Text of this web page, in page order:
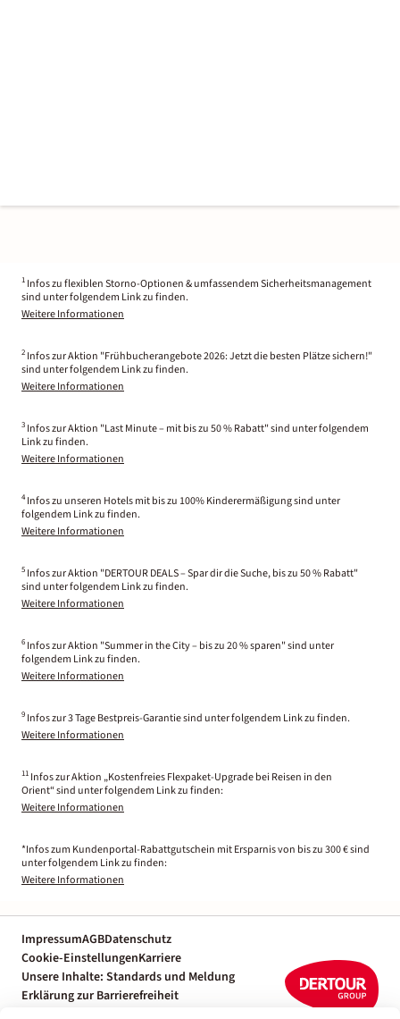
1 Infos zu flexiblen Storno-Optionen & umfassendem Sicherheitsmanagement
sind unter folgendem Link zu finden.
Weitere Informationen
2 Infos zur Aktion "Frühbucherangebote 2026: Jetzt die besten Plätze sichern!"
sind unter folgendem Link zu finden.
Weitere Informationen
3 Infos zur Aktion "Last Minute – mit bis zu 50 % Rabatt" sind unter folgendem
Link zu finden.
Weitere Informationen
4 Infos zu unseren Hotels mit bis zu 100% Kinderermäßigung sind unter
folgendem Link zu finden.
Weitere Informationen
5 Infos zur Aktion "DERTOUR DEALS – Spar dir die Suche, bis zu 50 % Rabatt"
sind unter folgendem Link zu finden.
Weitere Informationen
6 Infos zur Aktion "Summer in the City – bis zu 20 % sparen" sind unter
folgendem Link zu finden.
Weitere Informationen
9 Infos zur 3 Tage Bestpreis-Garantie sind unter folgendem Link zu finden.
Weitere Informationen
11 Infos zur Aktion „Kostenfreies Flexpaket-Upgrade bei Reisen in den
Orient“ sind unter folgendem Link zu finden:
Weitere Informationen
*Infos zum Kundenportal-Rabattgutschein mit Ersparnis von bis zu 300 € sind
unter folgendem Link zu finden:
Weitere Informationen
ImpressumAGBDatenschutz
Cookie-EinstellungenKarriere
Unsere Inhalte: Standards und Meldung
Erklärung zur Barrierefreiheit